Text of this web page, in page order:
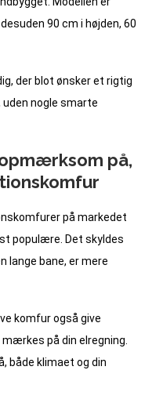
90 cm i højden, 60
der blot ønsker et rigtig
nogle smarte
på,
på markedet
populære. Det skyldes
lange bane, er mere
komfur også give
på din elregning.
både klimaet og din